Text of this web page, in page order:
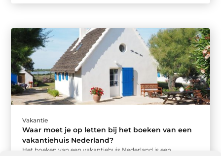
Vakantie
Waar moet je op letten bij het boeken van een
vakantiehuis Nederland?
Het boeken van een vakantiehuis Nederland is een